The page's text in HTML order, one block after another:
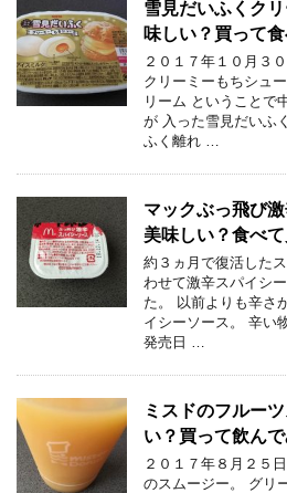
雪見だいふくク
味しい？買って
２０１７年１０月３
クリーミーもちシュ
リーム ということで
が 入った雪見だいふ
ふく離れ …
マックぶっ飛び
美味しい？食べ
約３ヵ月で復活した
わせて激辛スパイシ
た。 以前よりも辛さ
イシーソース。 辛い
発売日 …
ミスドのフルー
い？買って飲ん
２０１７年８月２５
のスムージー。 グリ